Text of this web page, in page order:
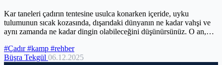
Kar taneleri çadırın tentesine usulca konarken içeride, uyku
tulumunun sıcak kozasında, dışarıdaki dünyanın ne kadar vahşi ve
aynı zamanda ne kadar dingin olabileceğini düşünürsünüz. O an,
#Çadır#kamp #rehber
Büşra Tekgül 06.12.2025